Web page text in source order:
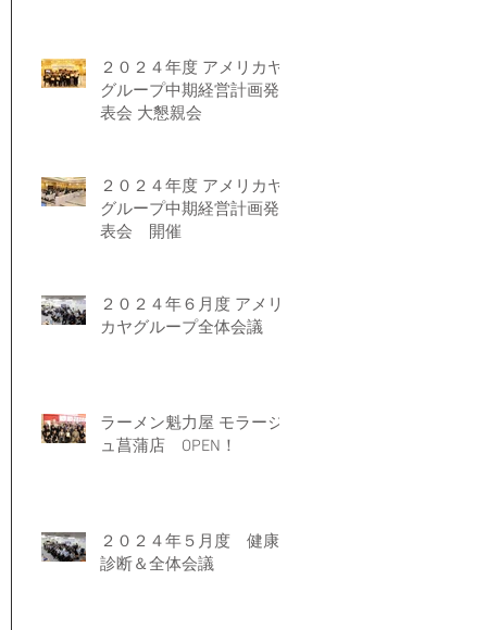
２０２４年度 アメリカヤ
グループ中期経営計画発
表会 大懇親会
２０２４年度 アメリカヤ
グループ中期経営計画発
表会 開催
２０２４年６月度 アメリ
カヤグループ全体会議
ラーメン魁力屋 モラージ
ュ菖蒲店 OPEN！
２０２４年５月度 健康
診断＆全体会議